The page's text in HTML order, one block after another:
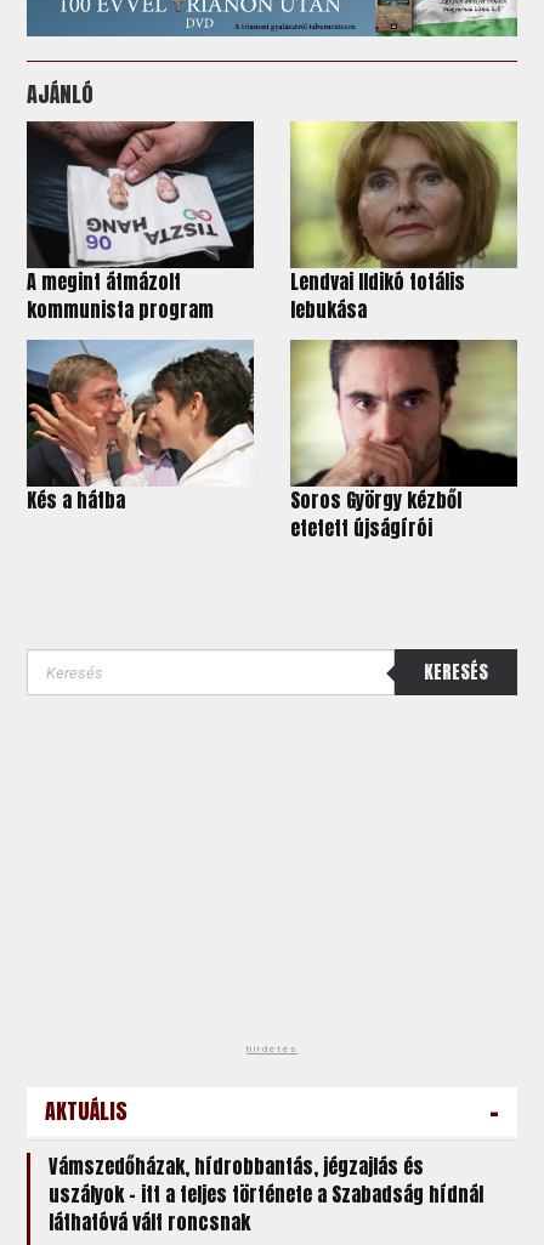
AJÁNLÓ
A megint átmázolt
kommunista program
Lendvai Ildikó totális
lebukása
Kés a hátba
Soros György kézből
etetett újságírói
KERESÉS
hirdetés
AKTUÁLIS -
Vámszedőházak, hídrobbantás, jégzajlás és
uszályok – itt a teljes története a Szabadság hídnál
láthatóvá vált roncsnak